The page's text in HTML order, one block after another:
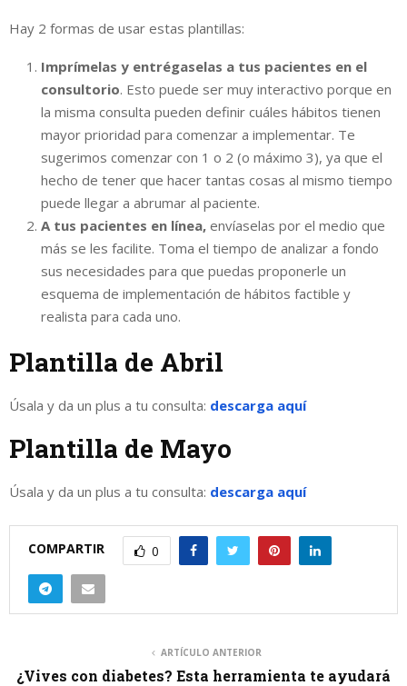
Hay 2 formas de usar estas plantillas:
Imprímelas y entrégaselas a tus pacientes en el
consultorio. Esto puede ser muy interactivo porque en
la misma consulta pueden definir cuáles hábitos tienen
mayor prioridad para comenzar a implementar. Te
sugerimos comenzar con 1 o 2 (o máximo 3), ya que el
hecho de tener que hacer tantas cosas al mismo tiempo
puede llegar a abrumar al paciente.
A tus pacientes en línea, envíaselas por el medio que
más se les facilite. Toma el tiempo de analizar a fondo
sus necesidades para que puedas proponerle un
esquema de implementación de hábitos factible y
realista para cada uno.
Plantilla de Abril
Úsala y da un plus a tu consulta: descarga aquí
Plantilla de Mayo
Úsala y da un plus a tu consulta: descarga aquí
COMPARTIR 0
ARTÍCULO ANTERIOR
¿Vives con diabetes? Esta herramienta te ayudará